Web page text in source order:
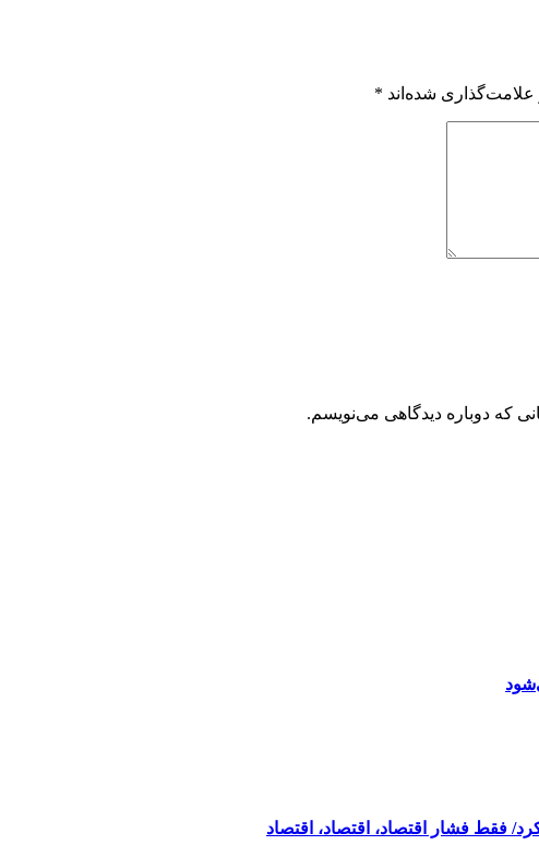
شده‌اند *
که دوباره دیدگاهی می‌نویسم.
فقط فشار اقتصاد، اقتصاد، اقتصاد